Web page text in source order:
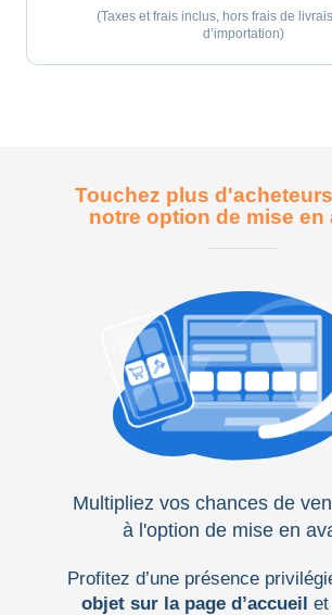
(Taxes et frais inclus, hors frais de
d’importation)
Touchez plus
notre option de mise en
Multipliez vos chances de
à l'option de mise en
Profitez d’une présence
objet sur la page d’accueil et